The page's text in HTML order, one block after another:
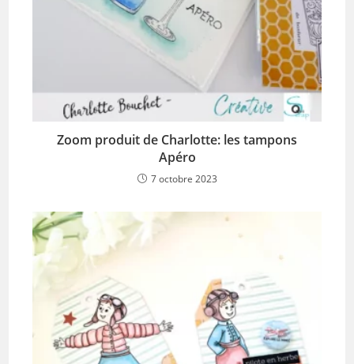
Zoom produit de Charlotte: les tampons
Apéro
7 octobre 2023